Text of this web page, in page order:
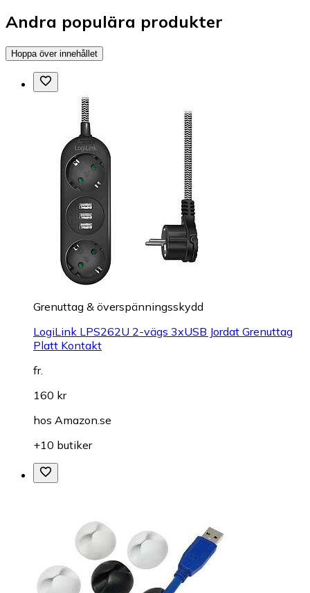
Andra populära produkter
Hoppa över innehållet
Grenuttag & överspänningsskydd
LogiLink LPS262U 2-vägs 3xUSB Jordat Grenuttag
Platt Kontakt
fr.
160 kr
hos Amazon.se
+10 butiker